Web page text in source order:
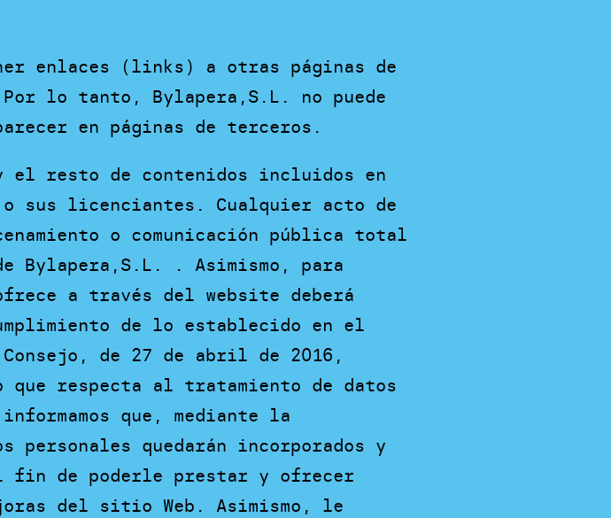
enlaces (links) a otras páginas de
lo tanto, Bylapera,S.L. no puede
en páginas de terceros.
el resto de contenidos incluidos en
sus licenciantes. Cualquier acto de
o comunicación pública total
Bylapera,S.L. . Asimismo, para
a través del website deberá
de lo establecido en el
Consejo, de 27 de abril de 2016,
respecta al tratamiento de datos
que, mediante la
personales quedarán incorporados y
fin de poderle prestar y ofrecer
del sitio Web. Asimismo, le